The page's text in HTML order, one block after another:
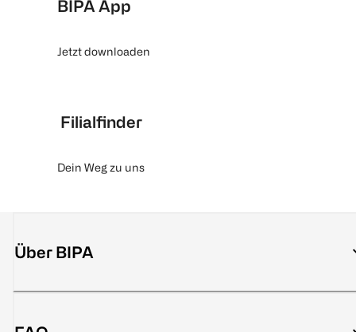
BIPA App
Jetzt downloaden
Filialfinder
Dein Weg zu uns
Über BIPA